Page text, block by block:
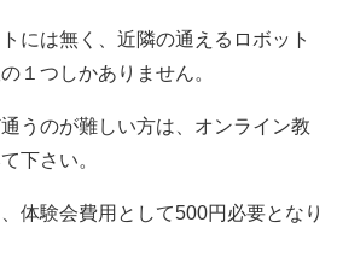
には無く、近隣の通えるロボット
１つしかありません。
うのが難しい方は、オンライン教
下さい。
体験会費用として500円必要となり